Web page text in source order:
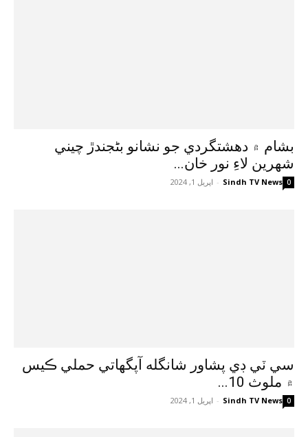
بشام ۾ دهشتگردي جو نشانو بڻجندڙ چيني
شهرين لاءِ نور خان...
Sindh TV News
- اپريل 1, 2024 0
سي ٽي ڊي پشاور شانگله آپگهاتي حملي ڪيس
۾ ملوث 10...
Sindh TV News
- اپريل 1, 2024 0